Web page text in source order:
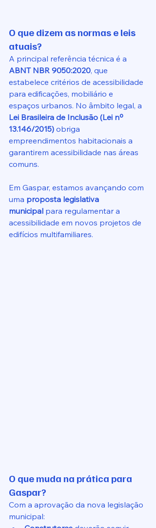
O que dizem as normas e leis
atuais?
A principal referência técnica é a
ABNT NBR 9050:2020, que
estabelece critérios de acessibilidade
para edificações, mobiliário e
espaços urbanos. No âmbito legal, a
Lei Brasileira de Inclusão (Lei nº
13.146/2015) obriga
empreendimentos habitacionais a
garantirem acessibilidade nas áreas
comuns.
Em Gaspar, estamos avançando com
uma proposta legislativa
municipal para regulamentar a
acessibilidade em novos projetos de
edifícios multifamiliares.
O que muda na prática para
Gaspar?
Com a aprovação da nova legislação
municipal: